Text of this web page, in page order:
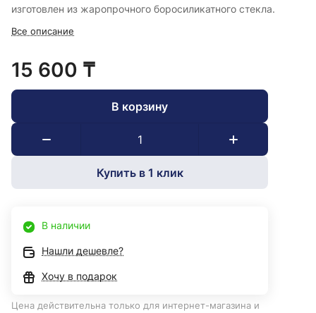
изготовлен из жаропрочного боросиликатного стекла.
Все описание
15 600 ₸
В корзину
Купить в 1 клик
В наличии
Нашли дешевле?
Хочу в подарок
Цена действительна только для интернет-магазина и